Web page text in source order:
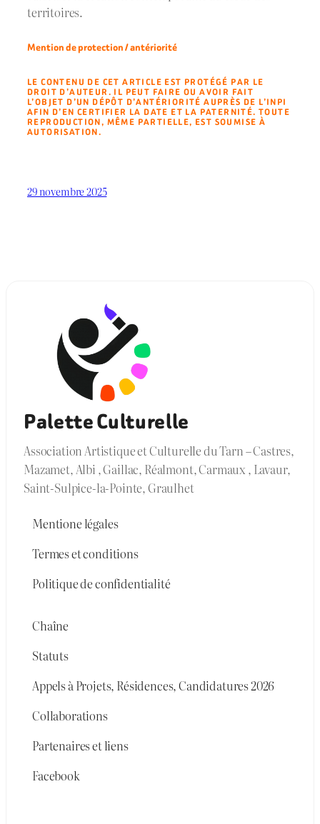
territoires.
Mention de protection / antériorité
LE CONTENU DE CET ARTICLE EST PROTÉGÉ PAR LE
DROIT D’AUTEUR. IL PEUT FAIRE OU AVOIR FAIT
L’OBJET D’UN DÉPÔT D’ANTÉRIORITÉ AUPRÈS DE L’INPI
AFIN D’EN CERTIFIER LA DATE ET LA PATERNITÉ. TOUTE
REPRODUCTION, MÊME PARTIELLE, EST SOUMISE À
AUTORISATION.
29 novembre 2025
Palette Culturelle
Association Artistique et Culturelle du Tarn – Castres,
Mazamet, Albi , Gaillac, Réalmont, Carmaux , Lavaur,
Saint-Sulpice-la-Pointe, Graulhet
Mentione légales
Termes et conditions
Politique de confidentialité
Chaîne
Statuts
Appels à Projets, Résidences, Candidatures 2026
Collaborations
Partenaires et liens
Facebook